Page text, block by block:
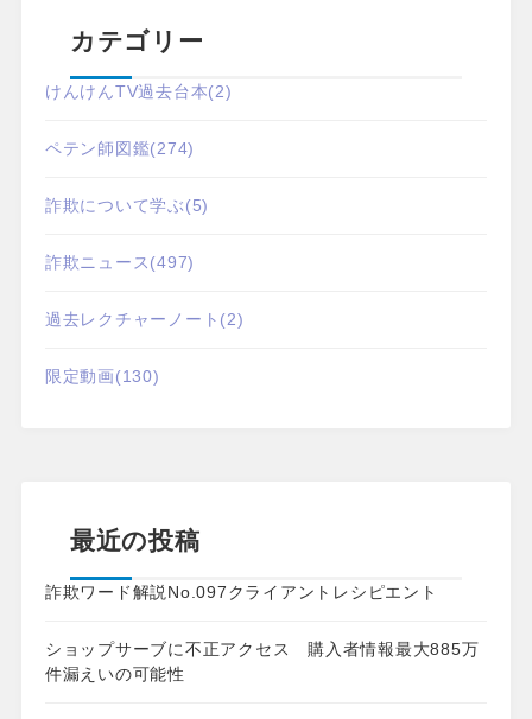
カテゴリー
けんけんTV過去台本(2)
ペテン師図鑑(274)
詐欺について学ぶ(5)
詐欺ニュース(497)
過去レクチャーノート (2)
限定動画(130)
最近の投稿
詐欺ワード解説No.097クライアントレシピエント
ショップサーブに不正アクセス 購入者情報最大885万
件漏えいの可能性